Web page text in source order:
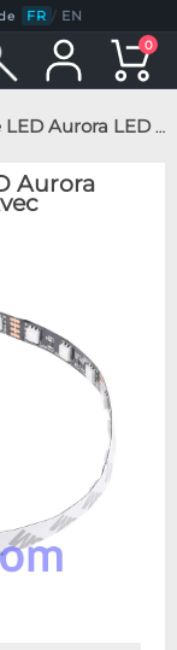
FR / EN
0
- 60cm - Avec contrôleur - RVB
Aurora